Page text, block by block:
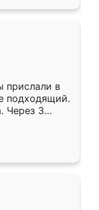
прислали в
подходящий.
Через 3
Остались